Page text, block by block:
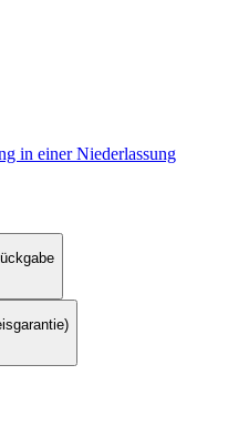
in einer Niederlassung